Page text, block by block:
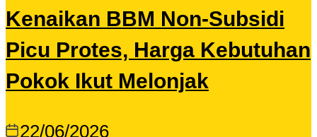
Kenaikan BBM Non-Subsidi
Picu Protes, Harga Kebutuhan
Pokok Ikut Melonjak
22/06/2026